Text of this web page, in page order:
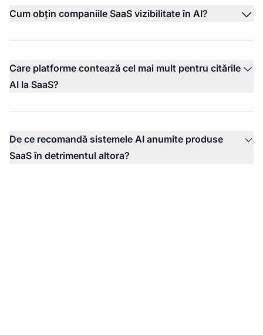
Cum obțin companiile SaaS vizibilitate în AI?
Care platforme contează cel mai mult pentru citările
AI la SaaS?
De ce recomandă sistemele AI anumite produse
SaaS în detrimentul altora?